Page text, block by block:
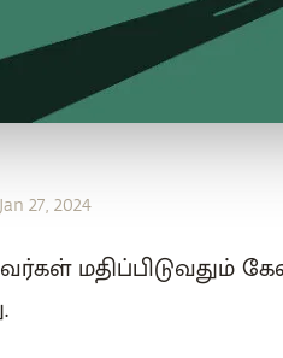
Jan 27, 2024
மதிப்பிடுவதும்